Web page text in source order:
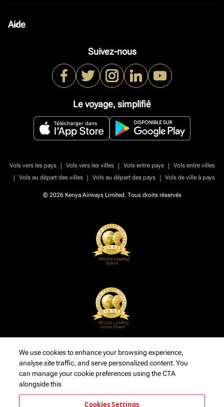
Aide
keyboard_arrow_down
Suivez-nous
Le voyage, simplifié
Vols vers les pays | Vols vers les villes | Vols entre pays |
Vols entre villes
|
Vols au départ des villes | Vols au départ des pays | Vols de ville à pays
© 2026 Kenya Airways Limited. Tous droits réservés
We use cookies to enhance your browsing experience,
analyse site traffic, and serve personalized content. You
can manage your cookie preferences using the CTA
alongside this
Cookies Settings